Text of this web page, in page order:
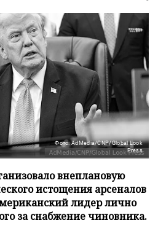
Фото: AdMedia/CNP/Global Look
Press
внеплановую
истощения арсеналов
лидер лично
за снабжение чиновника.